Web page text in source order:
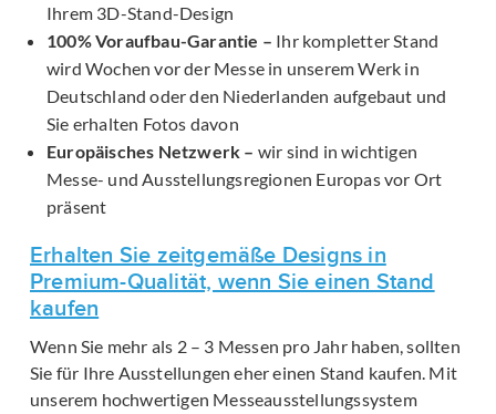
Ihrem 3D-Stand-Design
100% Voraufbau-Garantie – Ihr kompletter Stand
wird Wochen vor der Messe in unserem Werk in
Deutschland oder den Niederlanden aufgebaut und
Sie erhalten Fotos davon
Europäisches Netzwerk – wir sind in wichtigen
Messe- und Ausstellungsregionen Europas vor Ort
präsent
Erhalten Sie zeitgemäße Designs in
Premium-Qualität, wenn Sie einen Stand
kaufen
Wenn Sie mehr als 2 – 3 Messen pro Jahr haben, sollten
Sie für Ihre Ausstellungen eher einen Stand kaufen. Mit
unserem hochwertigen Messeausstellungssystem